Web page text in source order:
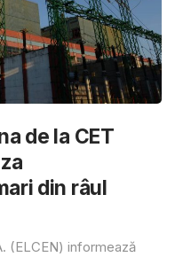
de la CET
din râul
(ELCEN) informează